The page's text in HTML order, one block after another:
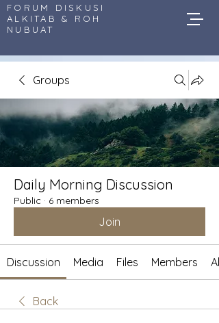
FORUM DISKUSI
ALKITAB & ROH
NUBUAT
Groups
Daily Morning Discussion
Public · 6 members
Join
Discussion Media Files Members
Back